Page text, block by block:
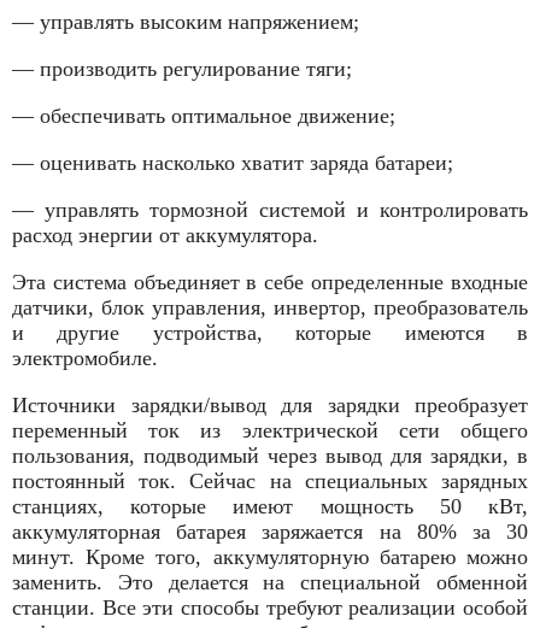
— управлять высоким напряжением;
— производить регулирование тяги;
— обеспечивать оптимальное движение;
— оценивать насколько хватит заряда батареи;
— управлять тормозной системой и контролировать
расход энергии от аккумулятора.
Эта система объединяет в себе определенные входные
датчики, блок управления, инвертор, преобразователь
и другие устройства, которые имеются в
электромобиле.
Источники зарядки/вывод для зарядки преобразует
переменный ток из электрической сети общего
пользования, подводимый через вывод для зарядки, в
постоянный ток. Сейчас на специальных зарядных
станциях, которые имеют мощность 50 кВт,
аккумуляторная батарея заряжается на 80% за 30
минут. Кроме того, аккумуляторную батарею можно
заменить. Это делается на специальной обменной
станции. Все эти способы требуют реализации особой